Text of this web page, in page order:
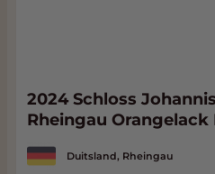
2024 Schloss
Rheingau
Duitsland, Rheingau